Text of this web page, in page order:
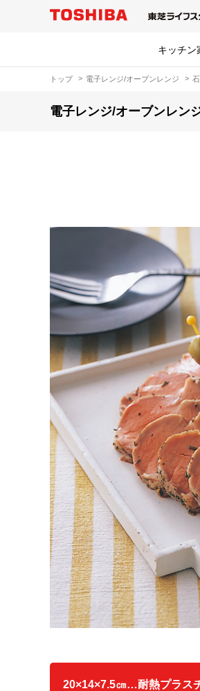
キッチン
トップ 電子レンジ/オーブンレンジ
電子レンジ/オーブンレン
20×14×7.5㎝…耐熱プラス